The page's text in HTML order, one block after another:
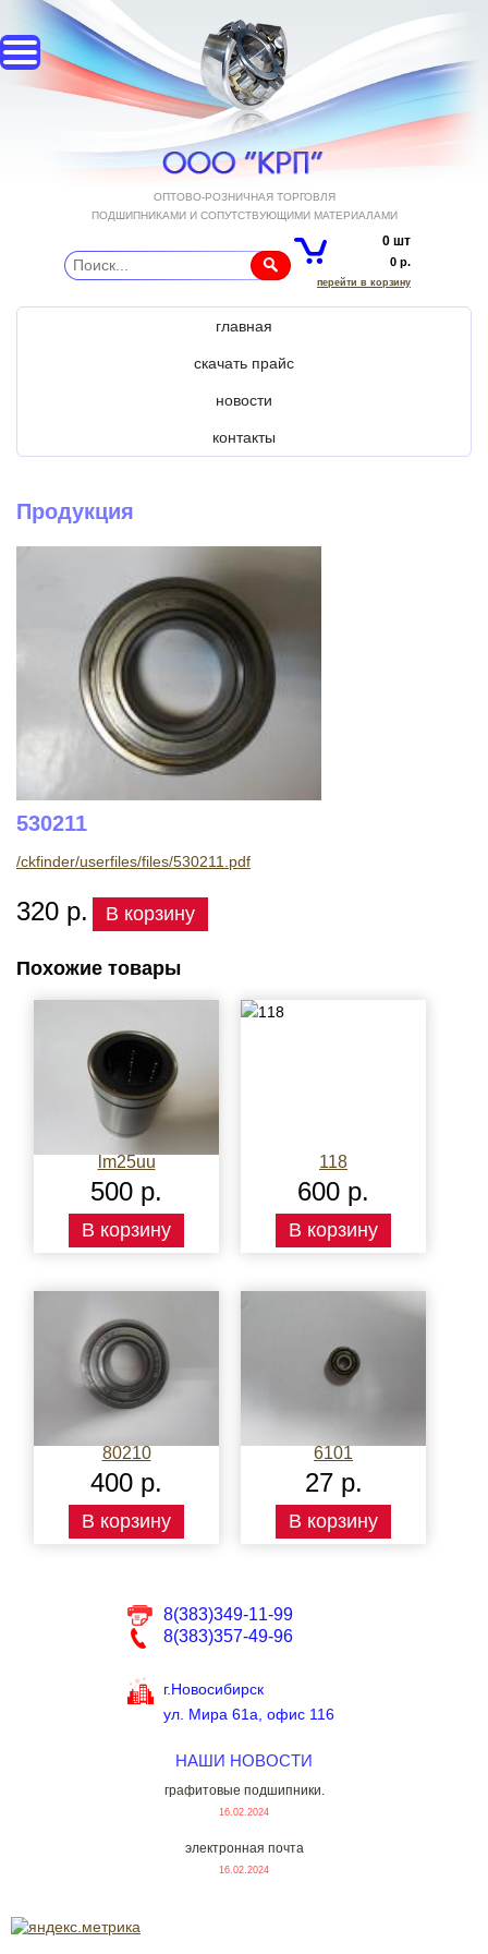
8(383)349-11-99
8(383)357-49-96
г.Новосибирск
ул. Мира 61а, офис 116
НАШИ НОВОСТИ
графитовые подшипники.
16.02.2024
электронная почта
16.02.2024
ОПТОВО-РОЗНИЧНАЯ ТОРГОВЛЯ
ПОДШИПНИКАМИ И СОПУТСТВУЮЩИМИ МАТЕРИАЛАМИ
0 шт
0 р.
перейти в корзину
главная
скачать прайс
новости
контакты
Продукция
530211
/ckfinder/userfiles/files/530211.pdf
320 р. В корзину
Похожие товары
lm25uu
500 р.
В корзину
118
600 р.
В корзину
80210
400 р.
В корзину
6101
27 р.
В корзину